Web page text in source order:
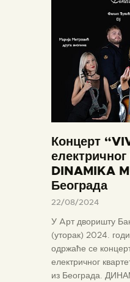
Концерт
електричног
DINAMIKA
Београда
22/08/2024
У Aрт дворишту
(уторак) 2024.
одржаће се
електричног
из Београда.